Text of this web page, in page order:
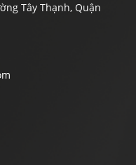
Tây Thạnh, Quận